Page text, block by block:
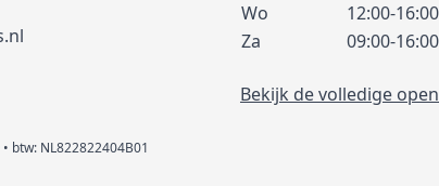
Wo
12:00-16:00
Za
09:00-16:00
Bekijk de volledige
btw: NL822822404B01